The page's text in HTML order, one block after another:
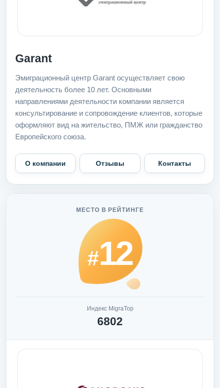
Garant
Эмиграционный центр Garant осуществляет свою
деятельность более 10 лет. Основными
направлениями деятельности компании является
консультирование и сопровождение клиентов, которые
оформляют вид на жительство, ПМЖ или гражданство
Европейского союза.
О компании Отзывы Контакты
МЕСТО В РЕЙТИНГЕ
#12
Индекс MigraTop
6802